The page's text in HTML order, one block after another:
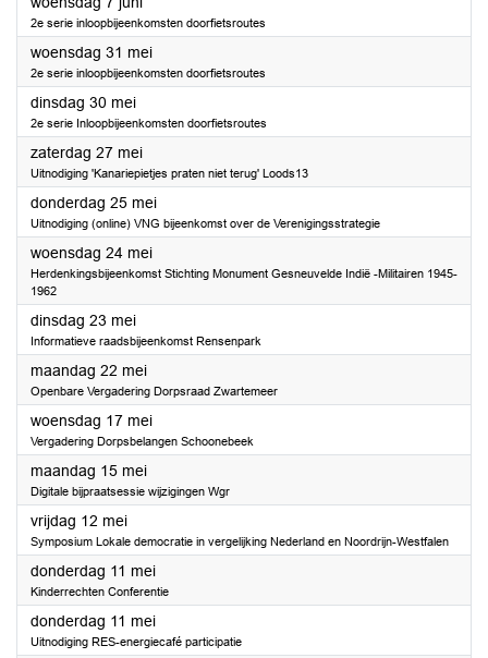
2e serie inloopbijeenkomsten doorfietsroutes
woensdag 31 mei2023
2e serie inloopbijeenkomsten doorfietsroutes
dinsdag 30 mei2023
2e serie Inloopbijeenkomsten doorfietsroutes
zaterdag 27 mei2023
Uitnodiging 'Kanariepietjes praten niet terug' Loods13
donderdag 25 mei2023
Uitnodiging (online) VNG bijeenkomst over de Verenigingsstrategie
woensdag 24 mei2023
Herdenkingsbijeenkomst Stichting Monument Gesneuvelde Indië -Militairen 1945-
1962
dinsdag 23 mei2023
Informatieve raadsbijeenkomst Rensenpark
maandag 22 mei2023
Openbare Vergadering Dorpsraad Zwartemeer
woensdag 17 mei2023
Vergadering Dorpsbelangen Schoonebeek
maandag 15 mei2023
Digitale bijpraatsessie wijzigingen Wgr
vrijdag 12 mei2023
Symposium Lokale democratie in vergelijking Nederland en Noordrijn-Westfalen
donderdag 11 mei2023
Kinderrechten Conferentie
donderdag 11 mei2023
Uitnodiging RES-energiecafé participatie